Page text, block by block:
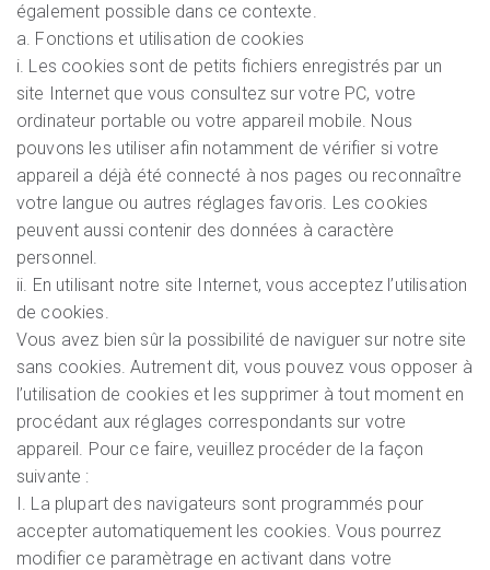
également possible dans ce contexte.
a. Fonctions et utilisation de cookies
i. Les cookies sont de petits fichiers enregistrés par un
site Internet que vous consultez sur votre PC, votre
ordinateur portable ou votre appareil mobile. Nous
pouvons les utiliser afin notamment de vérifier si votre
appareil a déjà été connecté à nos pages ou reconnaître
votre langue ou autres réglages favoris. Les cookies
peuvent aussi contenir des données à caractère
personnel.
ii. En utilisant notre site Internet, vous acceptez l’utilisation
de cookies.
Vous avez bien sûr la possibilité de naviguer sur notre site
sans cookies. Autrement dit, vous pouvez vous opposer à
l’utilisation de cookies et les supprimer à tout moment en
procédant aux réglages correspondants sur votre
appareil. Pour ce faire, veuillez procéder de la façon
suivante :
I. La plupart des navigateurs sont programmés pour
accepter automatiquement les cookies. Vous pourrez
modifier ce paramètrage en activant dans votre